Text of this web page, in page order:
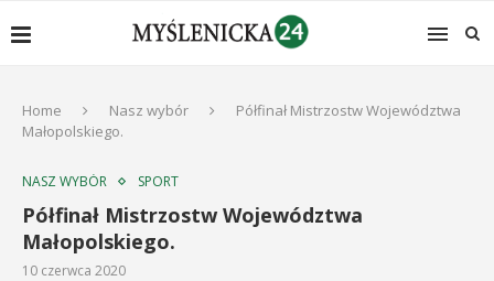
Home Nasz wybór
Półfinał Mistrzostw Województwa
Małopolskiego.
NASZ WYBÓR SPORT
Półfinał Mistrzostw Województwa
Małopolskiego.
10 czerwca 2020